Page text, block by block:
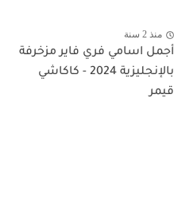
منذ 2 سنة
أجمل اسامي فري فاير مزخرفة
بالإنجليزية 2024 - كاكاشي
قيمر